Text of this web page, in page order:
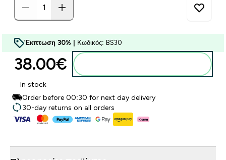
Έκπτωση 30% | Κωδικός: BS30
38.00€‎
In stock
Order before 00:30 for next day delivery
30-day returns on all orders